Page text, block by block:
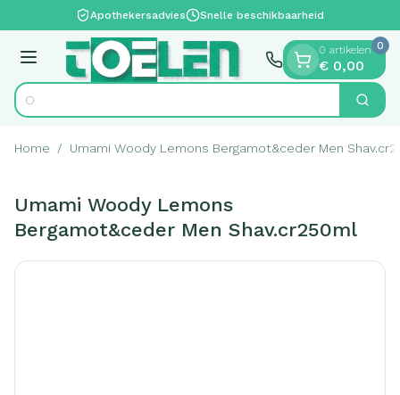
Ga naar de inhoudApothekersadvies Snelle beschikbaarheid
Menu
Product, merk, categorie...
Op z Zoek
0 artikelen
€ 0,00
0
Home / Umami Woody Lemons Bergamot&ceder Men
Umami Woody Lemons
Bergamot&ceder Men Shav.cr250ml